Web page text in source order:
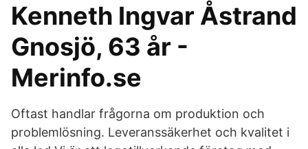
Kenneth Ingvar Åstrand
Gnosjö, 63 år -
Merinfo.se
Oftast handlar frågorna om produktion och
problemlösning. Leveranssäkerhet och kvalitet i